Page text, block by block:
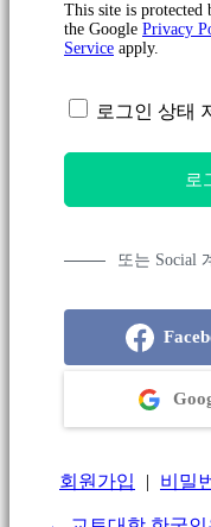
This site is protected
the Google Privacy
Service apply.
로그인 상태
또는 Social
회원가입 | 비밀